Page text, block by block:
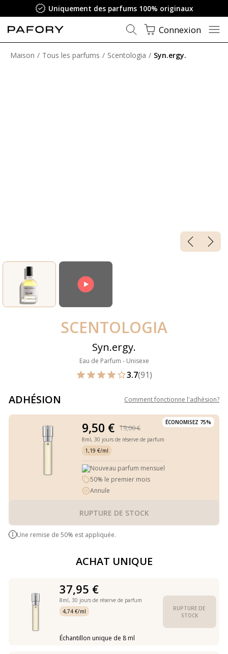
Uniquement des parfums 100% originaux
Connexion
Maison Tous les parfums Scentologia Syn.ergy.
SCENTOLOGIA
Syn.ergy.
Eau de Parfum - Unisexe
3.7(91)
ADHÉSION Comment fonctionne l'adhésion?
ÉCONOMISEZ 75%
9,50 € 19,00 €
8ml, 30 jours de réserve de parfum
1,19 €/ml
Nouveau parfum mensuel
50% le premier mois
Annule
RUPTURE DE STOCK
Une remise de 50% est appliquée.
ACHAT UNIQUE
37,95 €
8ml, 30 jours de réserve de parfum
4,74 €/ml
Échantillon unique de 8 ml
RUPTURE DE
STOCK